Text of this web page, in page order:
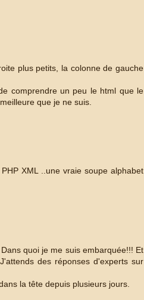
plus petits, la colonne de gauche
comprendre un peu le html que le
que je ne suis.
XML ..une vraie soupe alphabet
quoi je me suis embarquée!!! Et
des réponses d'experts sur
la tête depuis plusieurs jours.